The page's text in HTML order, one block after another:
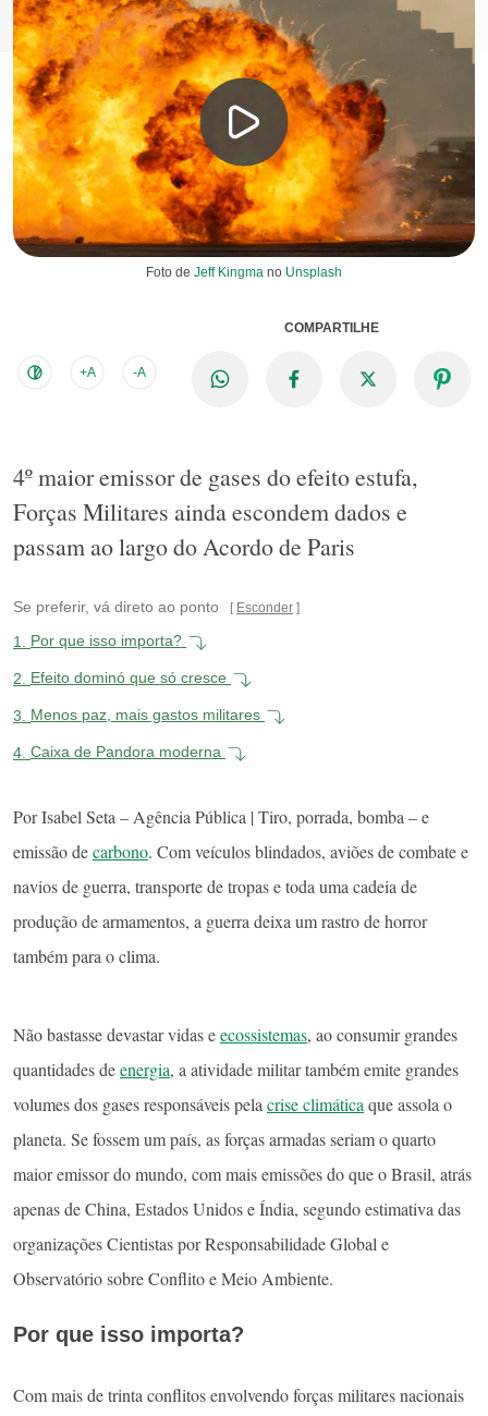
Foto de Jeff Kingma no Unsplash
+A -A
COMPARTILHE
4º maior emissor de gases do efeito estufa,
Forças Militares ainda escondem dados e
passam ao largo do Acordo de Paris
Se preferir, vá direto ao ponto Esconder
1. Por que isso importa?
2. Efeito dominó que só cresce
3. Menos paz, mais gastos militares
4. Caixa de Pandora moderna
Por Isabel Seta – Agência Pública | Tiro, porrada, bomba – e
emissão decarbono. Com veículos blindados, aviões de combate e
navios de guerra, transporte de tropas e toda uma cadeia de
produção de armamentos, a guerra deixa um rastro de horror
também para o clima.
Não bastasse devastar vidas eecossistemas, ao consumir grandes
quantidades deenergia, a atividade militar também emite grandes
volumes dos gases responsáveis pela crise climática que assola o
planeta. Se fossem um país, as forças armadas seriam o quarto
maior emissor do mundo, com mais emissões do que o Brasil, atrás
apenas de China, Estados Unidos e Índia, segundo estimativa das
organizações Cientistas por Responsabilidade Global e
Observatório sobre Conflito e Meio Ambiente.
Por que isso importa?
Com mais de trinta conflitos envolvendo forças militares nacionais